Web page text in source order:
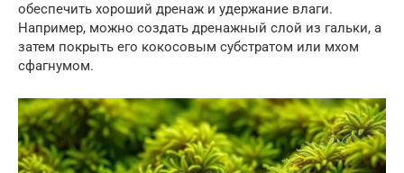
обеспечить хороший дренаж и удержание влаги.
Например, можно создать дренажный слой из гальки, а
затем покрыть его кокосовым субстратом или мхом
сфагнумом.